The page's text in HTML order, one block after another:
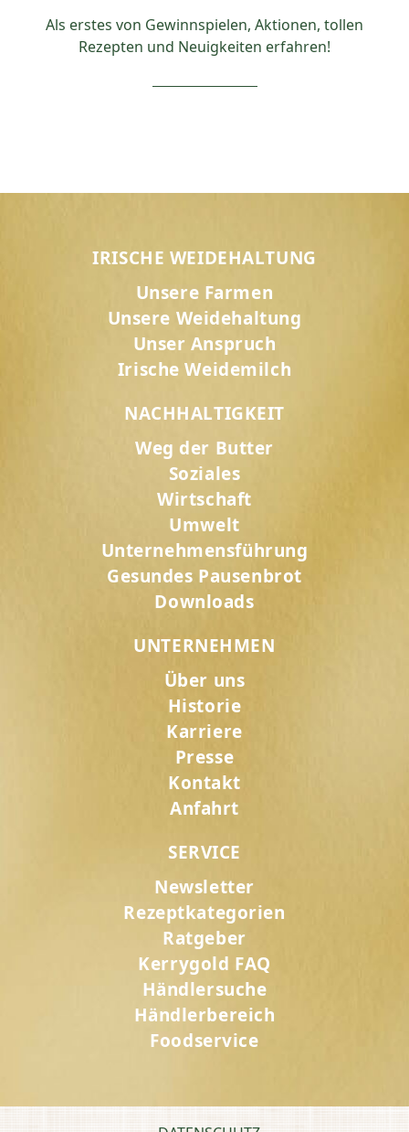
Als erstes von Gewinnspielen, Aktionen, tollen
Rezepten und Neuigkeiten erfahren!
IRISCHE WEIDEHALTUNG
Unsere Farmen
Unsere Weidehaltung
Unser Anspruch
Irische Weidemilch
NACHHALTIGKEIT
Weg der Butter
Soziales
Wirtschaft
Umwelt
Unternehmensführung
Gesundes Pausenbrot
Downloads
UNTERNEHMEN
Über uns
Historie
Karriere
Presse
Kontakt
Anfahrt
SERVICE
Newsletter
Rezeptkategorien
Ratgeber
Kerrygold FAQ
Händlersuche
Händlerbereich
Foodservice